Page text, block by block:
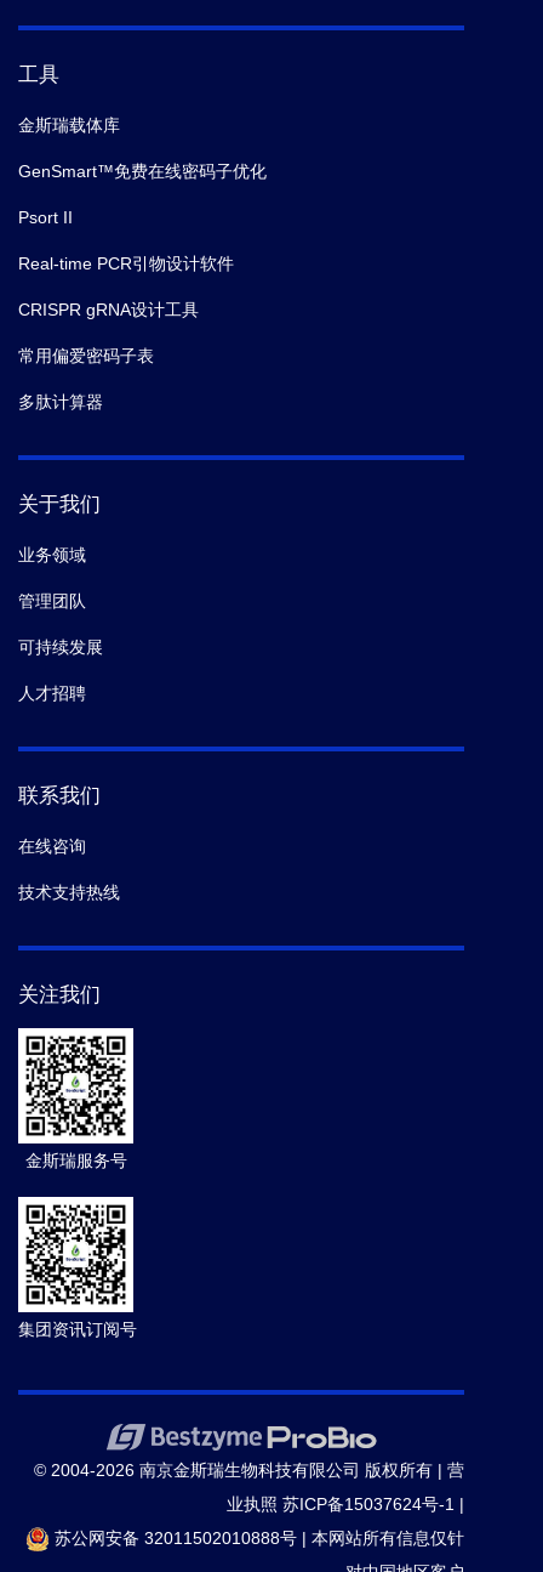
工具
金斯瑞载体库
GenSmart™免费在线密码子优化
Psort II
Real-time PCR引物设计软件
CRISPR gRNA设计工具
常用偏爱密码子表
多肽计算器
关于我们
业务领域
管理团队
可持续发展
人才招聘
联系我们
在线咨询
技术支持热线
关注我们
金斯瑞服务号
集团资讯订阅号
© 2004-2026 南京金斯瑞生物科技有限公司 版权所有 | 营
业执照 苏ICP备15037624号-1 |
苏公网安备 32011502010888号 | 本网站所有信息仅针